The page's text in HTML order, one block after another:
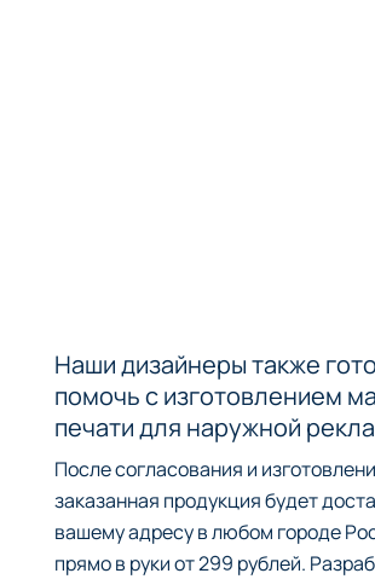
Наши дизайнеры также
помочь с изготовлением
печати для наружной
После согласования и
заказанная продукция будет
вашему адресу в любом городе
прямо в руки от 299 рублей.